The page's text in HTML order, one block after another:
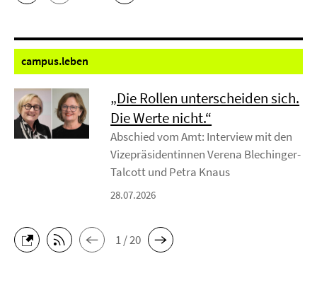
campus.leben
„Die Rollen unterscheiden sich.
Die Werte nicht.“
Abschied vom Amt: Interview mit den
Vizepräsidentinnen Verena Blechinger-
Talcott und Petra Knaus
28.07.2026
1 / 20